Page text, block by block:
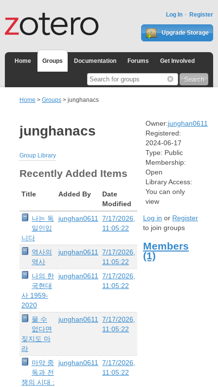
Log In Register
Upgrade Storage
Home Groups Documentation Forums Get Involved
Home > Groups > junghanacs
junghanacs
Group Library
Recently Added Items
Title Added By
Date
Modified
나는 독
일인입
니다
junghan0611
7/17/2026,
11:05:22
역사의
역사
junghan0611
7/17/2026,
11:05:22
나의 한
국현대
사 1959-
2020
junghan0611
7/17/2026,
11:05:22
물 수
없다면
짖지도 마
라
junghan0611
7/17/2026,
11:05:22
마약 중
독과 전
쟁의 시대 :
junghan0611
7/17/2026,
11:05:22
Owner:junghan0611
Registered:
2024-06-17
Type: Public
Membership:
Open
Library Access:
You can only
view
Log in or Register
to join groups
Members
(1)